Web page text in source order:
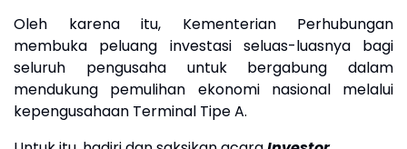
Oleh karena itu, Kementerian Perhubungan
membuka peluang investasi seluas-luasnya bagi
seluruh pengusaha untuk bergabung dalam
mendukung pemulihan ekonomi nasional melalui
kepengusahaan Terminal Tipe A.